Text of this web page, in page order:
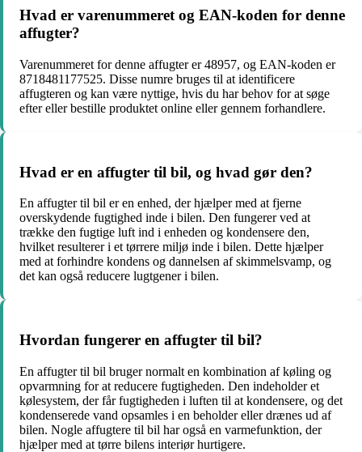
Hvad er varenummeret og EAN-koden for denne
affugter?
Varenummeret for denne affugter er 48957, og EAN-koden er
8718481177525. Disse numre bruges til at identificere
affugteren og kan være nyttige, hvis du har behov for at søge
efter eller bestille produktet online eller gennem forhandlere.
Hvad er en affugter til bil, og hvad gør den?
En affugter til bil er en enhed, der hjælper med at fjerne
overskydende fugtighed inde i bilen. Den fungerer ved at
trække den fugtige luft ind i enheden og kondensere den,
hvilket resulterer i et tørrere miljø inde i bilen. Dette hjælper
med at forhindre kondens og dannelsen af skimmelsvamp, og
det kan også reducere lugtgener i bilen.
Hvordan fungerer en affugter til bil?
En affugter til bil bruger normalt en kombination af køling og
opvarmning for at reducere fugtigheden. Den indeholder et
kølesystem, der får fugtigheden i luften til at kondensere, og det
kondenserede vand opsamles i en beholder eller drænes ud af
bilen. Nogle affugtere til bil har også en varmefunktion, der
hjælper med at tørre bilens interiør hurtigere.